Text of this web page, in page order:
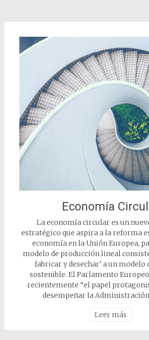
Economía
La economía circular es un
estratégico que aspira a la reforma
economía en la Unión Europea,
modelo de producción lineal
fabricar y desechar’ a un modelo
sostenible. El Parlamento
recientemente “el papel
desempeñar la
Leer más